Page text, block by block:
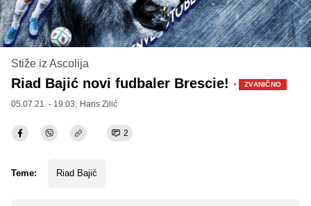
Stiže iz Ascolija
Riad Bajić novi fudbaler Brescie! · ZVANIČNO
05.07.21. - 19:03, Haris Zilić
2
Teme: Riad Bajić